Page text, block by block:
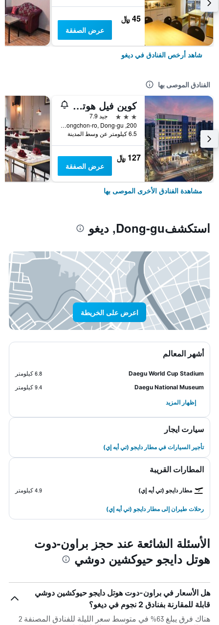
45 ﷼
عرض الصفقة
شاهد أرخص الفنادق في ديغو
الفنادق الموصى بها
كوين فيل هوتل آند ودينج
3 نجوم
جيد 7.9
200, Dongchon-ro, Dong-gu, ديغو, كوريا الجنوبية
6.5 كيلومتر عن وسط المدينة
127 ﷼
عرض الصفقة
مشاهدة الفنادق الأخرى الموصى بها
استكشفDong-gu, ديغو
اعرض على الخريطة
أشهر المعالم
Daegu World Cup Stadium
6.8 كيلومتر
Daegu National Museum
9.4 كيلومتر
إظهار المزيد
سيارت ايجار
تأجير السيارات في مطار دايجو (تي أيه إي)
المطارات القريبة
مطار دايجو (تي أيه إي) 4.9 كيلومتر
رحلات طيران إلى مطار دايجو (تي أيه إي)
الأسئلة الشائعة عند حجز براون-دوت
هوتل دايجو حيوكشين دوشي
هل الأسعار في براون-دوت هوتل دايجو حيوكشين دوشي
قابلة للمقارنة بفنادق 2 نجوم في ديغو؟
هناك فرق يبلغ 63% في متوسط ​​سعر الليلة للفنادق المصنفة 2